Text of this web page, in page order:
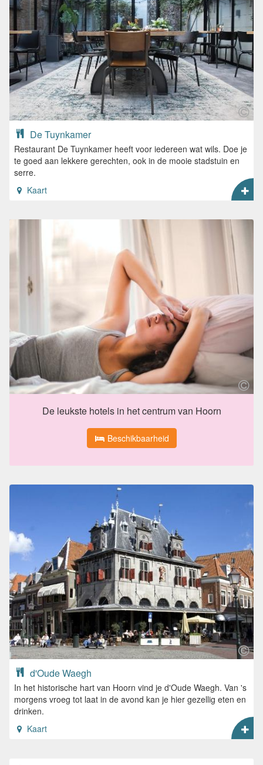
De Tuynkamer
Restaurant De Tuynkamer heeft voor iedereen wat wils. Doe je
te goed aan lekkere gerechten, ook in de mooie stadstuin en
serre.
Kaart
De leukste hotels in het centrum van Hoorn
Beschikbaarheid
d'Oude Waegh
In het historische hart van Hoorn vind je d'Oude Waegh. Van 's
morgens vroeg tot laat in de avond kan je hier gezellig eten en
drinken.
Kaart